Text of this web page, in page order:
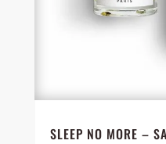
SLEEP NO MORE –